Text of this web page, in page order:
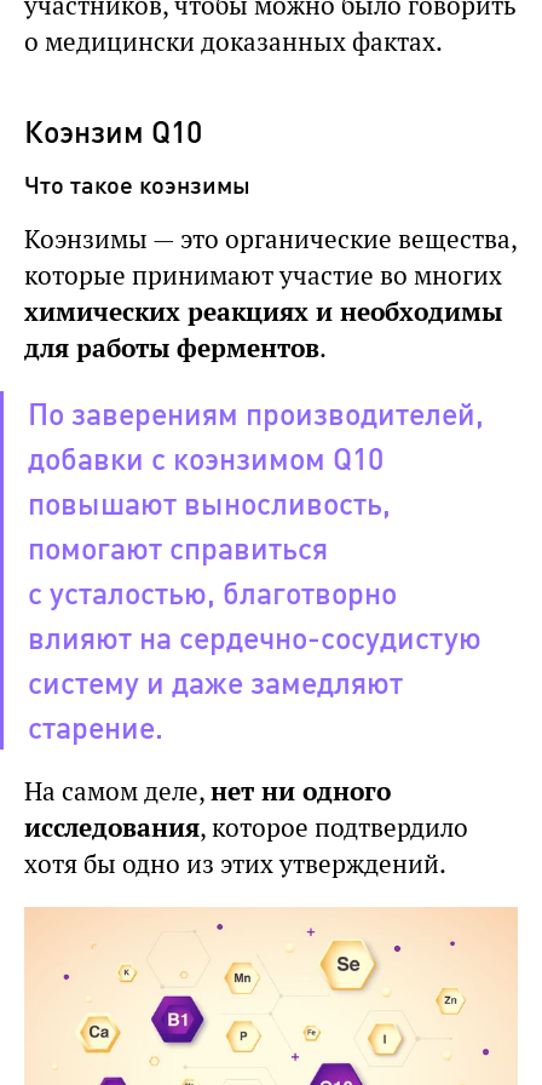
о медицински доказанных фактах.
Коэнзим Q10
Что такое коэнзимы
Коэнзимы — это органические вещества,
которые принимают участие во многих
химических реакциях и необходимы
для работы ферментов.
По заверениям производителей,
добавки с коэнзимом Q10
повышают выносливость,
помогают справиться
с усталостью, благотворно
влияют на сердечно-сосудистую
систему и даже замедляют
старение.
На самом деле,нет ни одного
исследования, которое подтвердило
хотя бы одно из этих утверждений.